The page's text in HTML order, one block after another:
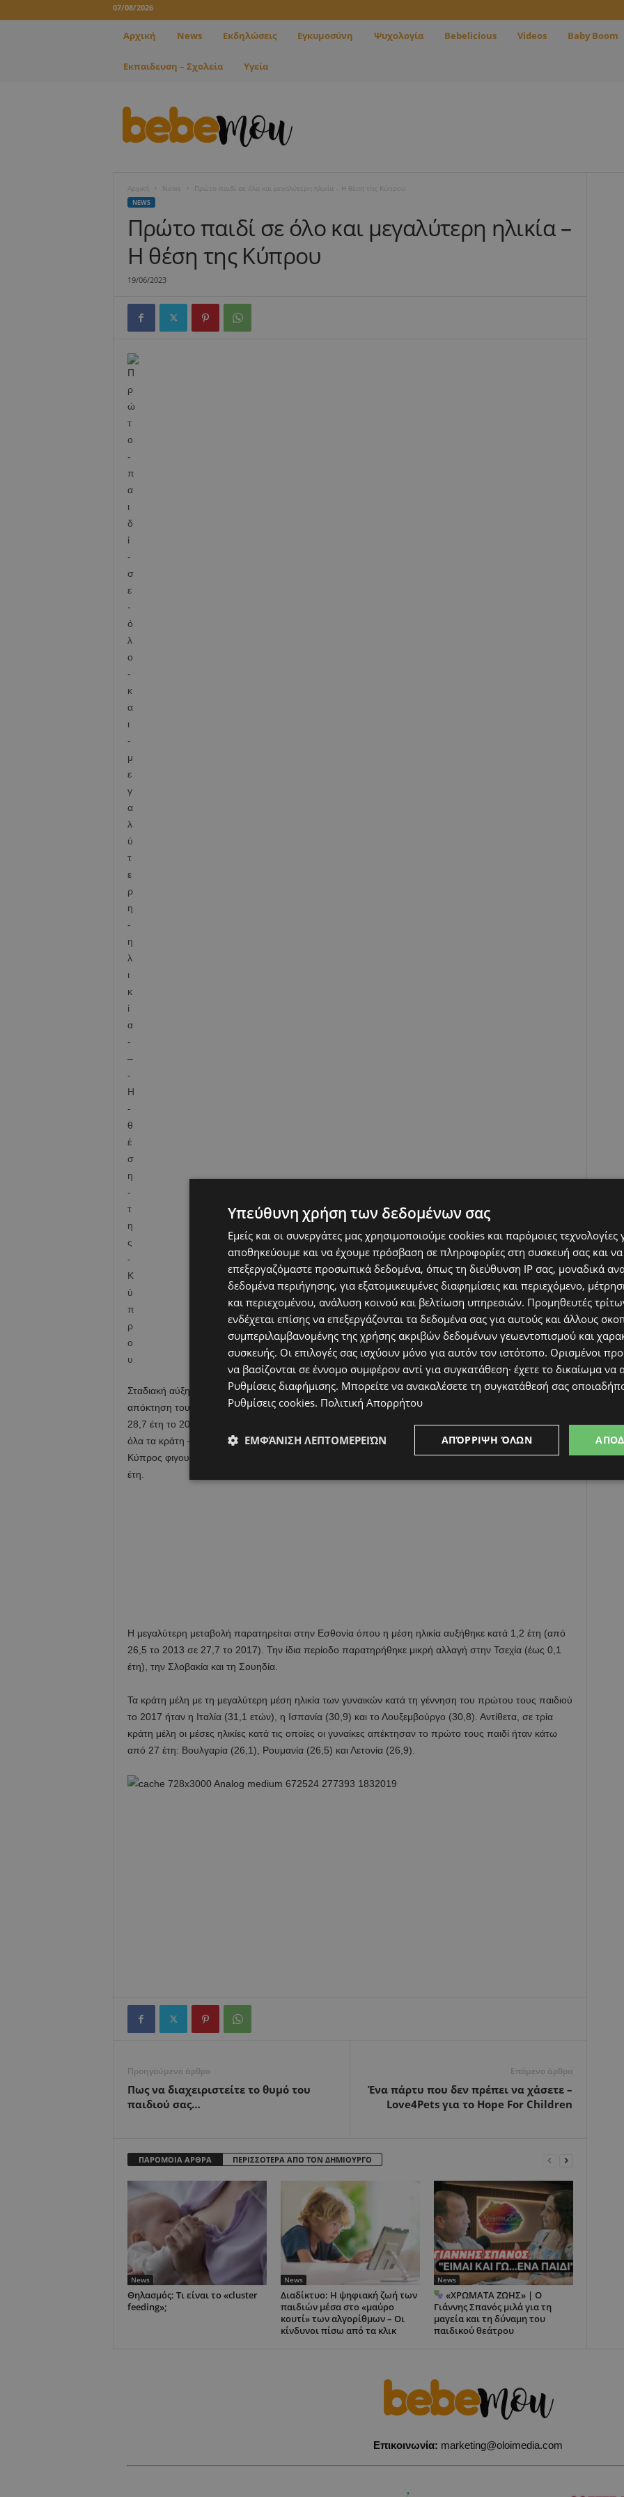
07/08/2026
Αρχική News Εκδηλώσεις Εγκυμοσύνη Ψυχολογία Bebelicious Videos Baby Boom
Εκπαιδευση – Σχολεία Υγεία
Αρχική News Πρώτο παιδί σε όλο και μεγαλύτερη ηλικία – Η θέση της Κύπρου
NEWS
Πρώτο παιδί σε όλο και μεγαλύτερη ηλικία –
Η θέση της Κύπρου
19/06/2023
Σταδιακή αύξηση παρουσιάζει ο μέσος όρος ηλικίας των γυναικών στην Ευρωπαϊκή Ένωση για την
απόκτηση του πρώτου τους παιδιού. Συγκεκριμένα, ο ηλικιακός μέσος όρος διαφοροποιείται από
28,7 έτη το 2013 σε 29,1 έτη το 2017. Η μέση ηλικία απόκτησης του πρώτου παιδιού έχει αυξηθεί σε
όλα τα κράτη – μέλη της ΕΕ κατά την περίοδο αυτή αν και σε διαφορετικό βαθμό στην κάθε χώρα. Η
Κύπρος φιγουράρει στην έβδομη θέση με μέσο όρο ηλικίας απόκτησης του πρώτου παιδιού τα 29,7
έτη.
Η μεγαλύτερη μεταβολή παρατηρείται στην Εσθονία όπου η μέση ηλικία αυξήθηκε κατά 1,2 έτη (από
26,5 το 2013 σε 27,7 το 2017). Την ίδια περίοδο παρατηρήθηκε μικρή αλλαγή στην Τσεχία (έως 0,1
έτη), την Σλοβακία και τη Σουηδία.
Τα κράτη μέλη με τη μεγαλύτερη μέση ηλικία των γυναικών κατά τη γέννηση του πρώτου τους παιδιού
το 2017 ήταν η Ιταλία (31,1 ετών), η Ισπανία (30,9) και το Λουξεμβούργο (30,8). Αντίθετα, σε τρία
κράτη μέλη οι μέσες ηλικίες κατά τις οποίες οι γυναίκες απέκτησαν το πρώτο τους παιδί ήταν κάτω
από 27 έτη: Βουλγαρία (26,1), Ρουμανία (26,5) και Λετονία (26,9).
Προηγούμενο άρθρο
Πως να διαχειριστείτε το θυμό του
παιδιού σας…
Επόμενο άρθρο
Ένα πάρτυ που δεν πρέπει να χάσετε –
Love4Pets για το Hope For Children
ΠΑΡΟΜΟΙΑ ΑΡΘΡΑ ΠΕΡΙΣΣΟΤΕΡΑ ΑΠΟ ΤΟΝ ΔΗΜΙΟΥΡΓΟ
News
Θηλασμός: Τι είναι το «cluster
feeding»;
News
Διαδίκτυο: Η ψηφιακή ζωή των
παιδιών μέσα στο «μαύρο
κουτί» των αλγορίθμων – Οι
κίνδυνοι πίσω από τα κλικ
News
«ΧΡΩΜΑΤΑ ΖΩΗΣ» | Ο
Γιάννης Σπανός μιλά για τη
μαγεία και τη δύναμη του
παιδικού θεάτρου
Επικοινωνία: marketing@oloimedia.com
Υπεύθυνη χρήση των δεδομένων σας
Εμείς και οι συνεργάτες μας χρησιμοποιούμε cookies και παρόμοιες τεχνολογίες
αποθηκεύουμε και να έχουμε πρόσβαση σε πληροφορίες στη συσκευή σας και να
επεξεργαζόμαστε προσωπικά δεδομένα, όπως τη διεύθυνση IP σας, μοναδικά
δεδομένα περιήγησης, για εξατομικευμένες διαφημίσεις και περιεχόμενο,
και περιεχομένου, ανάλυση κοινού και βελτίωση υπηρεσιών. Προμηθευτές
ενδέχεται επίσης να επεξεργάζονται τα δεδομένα σας για αυτούς και άλλους
συμπεριλαμβανομένης της χρήσης ακριβών δεδομένων γεωεντοπισμού και
συσκευής. Οι επιλογές σας ισχύουν μόνο για αυτόν τον ιστότοπο. Ορισμένοι
να βασίζονται σε έννομο συμφέρον αντί για συγκατάθεση· έχετε το δικαίωμα να
Ρυθμίσεις διαφήμισης. Μπορείτε να ανακαλέσετε τη συγκατάθεσή σας
Ρυθμίσεις cookies. Πολιτική Απορρήτου
ΑΠΌΡΡΙΨΗ ΌΛΩΝ
ΕΜΦΆΝΙΣΗ ΛΕΠΤΟΜΕΡΕΙΏΝ